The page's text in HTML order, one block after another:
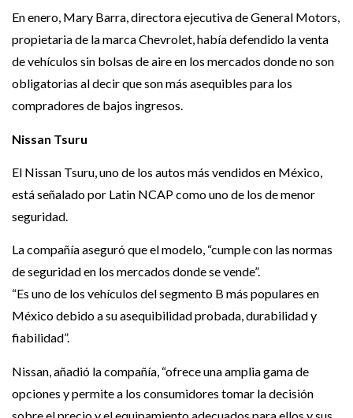
En enero, Mary Barra, directora ejecutiva de General Motors,
propietaria de la marca Chevrolet, había defendido la venta
de vehículos sin bolsas de aire en los mercados donde no son
obligatorias al decir que son más asequibles para los
compradores de bajos ingresos.
Nissan Tsuru
El Nissan Tsuru, uno de los autos más vendidos en México,
está señalado por Latin NCAP como uno de los de menor
seguridad.
La compañía aseguró que el modelo, “cumple con las normas
de seguridad en los mercados donde se vende”.
“Es uno de los vehículos del segmento B más populares en
México debido a su asequibilidad probada, durabilidad y
fiabilidad”.
Nissan, añadió la compañía, “ofrece una amplia gama de
opciones y permite a los consumidores tomar la decisión